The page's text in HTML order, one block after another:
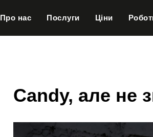
Про нас Послуги Ціни
Candy, але не